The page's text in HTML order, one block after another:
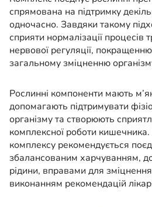
спрямована на підтримку
одночасно. Завдяки такому
сприяти нормалізації процесів
нервової регуляції,
загальному зміцненню
Рослинні компоненти мають
допомагають підтримувати
організму та створюють
комплексної роботи
комплексу рекомендується
збалансованим харчуванням,
рідини, вправами для
виконанням рекомендацій